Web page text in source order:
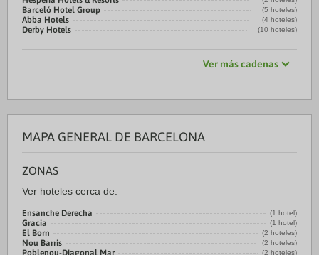
Barceló Hotel Group (5 hoteles)
Abba Hotels (4 hoteles)
Derby Hotels (10 hoteles)
Ver más cadenas
MAPA GENERAL DE BARCELONA
ZONAS
Ver hoteles cerca de:
Ensanche Derecha (1 hotel)
Gracia (1 hotel)
El Born (2 hoteles)
Nou Barris (2 hoteles)
Poblenou-Diagonal Mar (2 hoteles)